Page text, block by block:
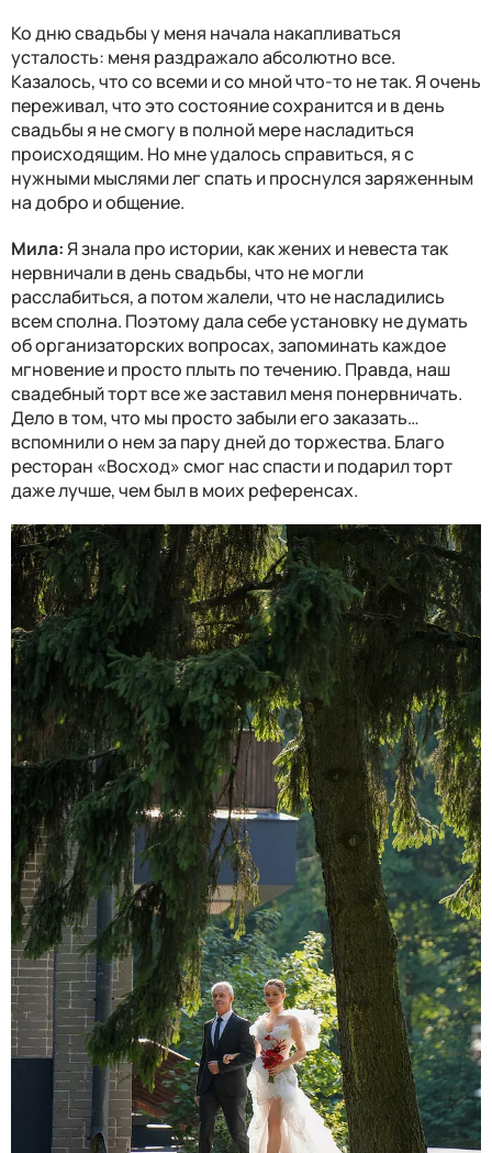
Ко дню свадьбы у меня начала накапливаться
усталость: меня раздражало абсолютно все.
Казалось, что со всеми и со мной что-то не так. Я очень
переживал, что это состояние сохранится и в день
свадьбы я не смогу в полной мере насладиться
происходящим. Но мне удалось справиться, я с
нужными мыслями лег спать и проснулся заряженным
на добро и общение.
Мила:Я знала про истории, как жених и невеста так
нервничали в день свадьбы, что не могли
расслабиться, а потом жалели, что не насладились
всем сполна. Поэтому дала себе установку не думать
об организаторских вопросах, запоминать каждое
мгновение и просто плыть по течению. Правда, наш
свадебный торт все же заставил меня понервничать.
Дело в том, что мы просто забыли его заказать…
вспомнили о нем за пару дней до торжества. Благо
ресторан «Восход» смог нас спасти и подарил торт
даже лучше, чем был в моих референсах.